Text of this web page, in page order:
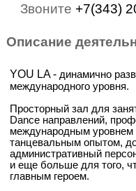
Звоните +7(343)
Описание
YOU LA - динамично
международного уровня.
Просторный зал для
Dance направлений,
международным уровнем
танцевальным опытом,
административный
и еще больше для того,
главным героем.